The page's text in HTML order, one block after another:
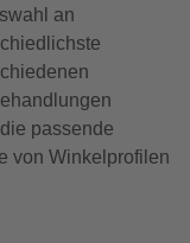
an
passende
von Winkelprofilen